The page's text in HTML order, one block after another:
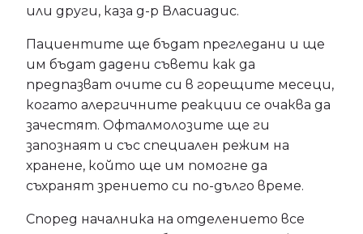
или други, каза д-р Власиадис.
Пациентите ще бъдат прегледани и ще
им бъдат дадени съвети как да
предпазват очите си в горещите месеци,
когато алергичните реакции се очаква да
зачестят. Офталмолозите ще ги
запознаят и със специален режим на
хранене, който ще им помогне да
съхранят зрението си по-дълго време.
Според началника на отделението все